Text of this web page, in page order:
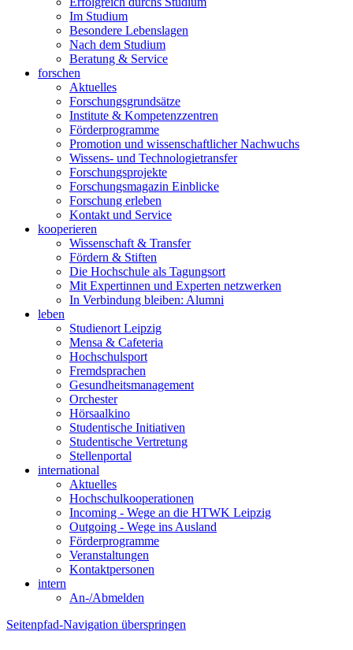
Im Studium
Besondere Lebenslagen
Nach dem Studium
Beratung & Service
forschen
Aktuelles
Forschungsgrundsätze
Institute & Kompetenzzentren
Förderprogramme
Promotion und wissenschaftlicher Nachwuchs
Wissens- und Technologietransfer
Forschungsprojekte
Forschungsmagazin Einblicke
Forschung erleben
Kontakt und Service
kooperieren
Wissenschaft & Transfer
Fördern & Stiften
Die Hochschule als Tagungsort
Mit Expertinnen und Experten netzwerken
In Verbindung bleiben: Alumni
leben
Studienort Leipzig
Mensa & Cafeteria
Hochschulsport
Fremdsprachen
Gesundheitsmanagement
Orchester
Hörsaalkino
Studentische Initiativen
Studentische Vertretung
Stellenportal
international
Aktuelles
Hochschulkooperationen
Incoming - Wege an die HTWK Leipzig
Outgoing - Wege ins Ausland
Förderprogramme
Veranstaltungen
Kontaktpersonen
intern
An-/Abmelden
Seitenpfad-Navigation überspringen